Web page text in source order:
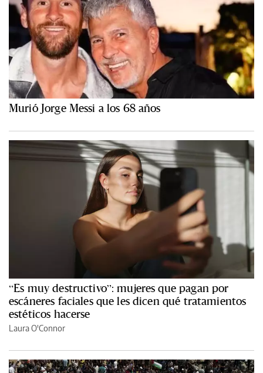
Murió Jorge Messi a los 68 años
“Es muy destructivo”: mujeres que pagan por
escáneres faciales que les dicen qué tratamientos
estéticos hacerse
Laura O'Connor